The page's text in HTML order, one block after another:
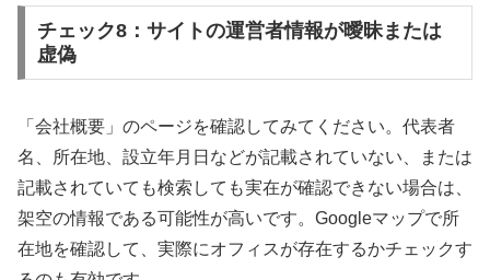
チェック8：サイトの運営者情報が曖昧または
虚偽
「会社概要」のページを確認してみてください。代表者
名、所在地、設立年月日などが記載されていない、または
記載されていても検索しても実在が確認できない場合は、
架空の情報である可能性が高いです。Googleマップで所
在地を確認して、実際にオフィスが存在するかチェックす